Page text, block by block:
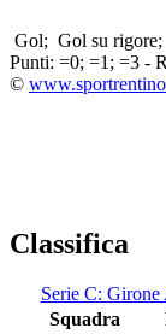
Gol; Gol su rigore;
Punti: =0; =1; =3 -
©
Classifica
Serie C: Girone
Squadra